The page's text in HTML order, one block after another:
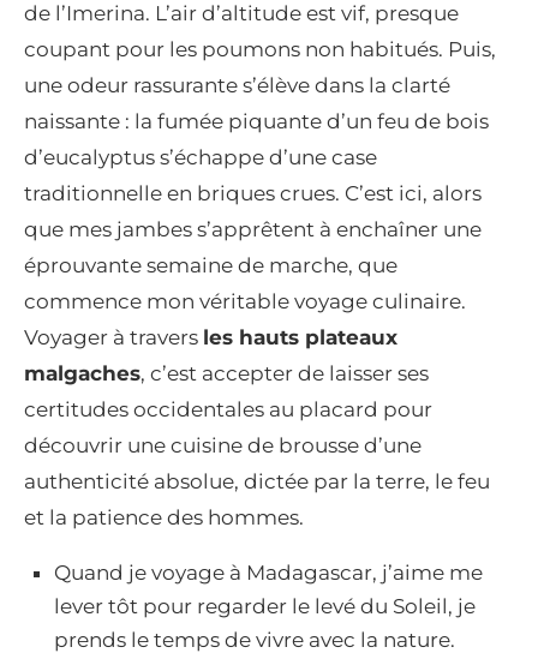
de l’Imerina. L’air d’altitude est vif, presque
coupant pour les poumons non habitués. Puis,
une odeur rassurante s’élève dans la clarté
naissante : la fumée piquante d’un feu de bois
d’eucalyptus s’échappe d’une case
traditionnelle en briques crues. C’est ici, alors
que mes jambes s’apprêtent à enchaîner une
éprouvante semaine de marche, que
commence mon véritable voyage culinaire.
Voyager à travers les hauts plateaux
malgaches, c’est accepter de laisser ses
certitudes occidentales au placard pour
découvrir une cuisine de brousse d’une
authenticité absolue, dictée par la terre, le feu
et la patience des hommes.
Quand je voyage à Madagascar, j’aime me
lever tôt pour regarder le levé du Soleil, je
prends le temps de vivre avec la nature.